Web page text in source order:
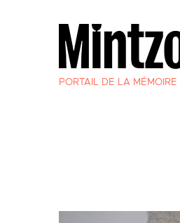
PORTAIL DE LA